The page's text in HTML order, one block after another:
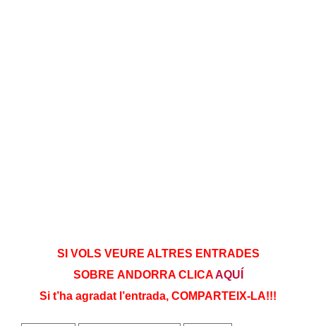
SI VOLS VEURE ALTRES ENTRADES
SOBRE ANDORRA CLICAAQUÍ
Si t’ha agradat l’entrada, COMPARTEIX-LA!!!